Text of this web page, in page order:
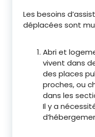
Les besoins
déplacées sont
Abri et
vivent dans
des places
proches, ou
dans les
Il y a